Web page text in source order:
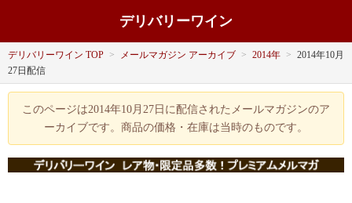
デリバリーワイン
デリバリーワイン TOP > メールマガジン アーカイブ > 2014年 > 2014年10月
27日配信
このページは2014年10月27日に配信されたメールマガジンのア
ーカイブです。商品の価格・在庫は当時のものです。